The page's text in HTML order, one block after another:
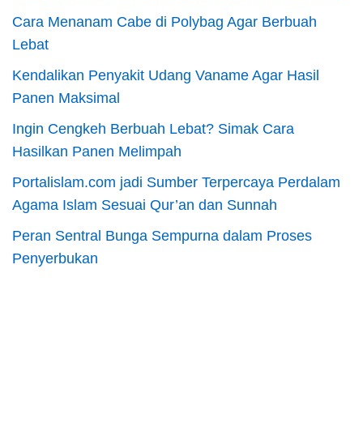
Cara Menanam Cabe di Polybag Agar Berbuah
Lebat
Kendalikan Penyakit Udang Vaname Agar Hasil
Panen Maksimal
Ingin Cengkeh Berbuah Lebat? Simak Cara
Hasilkan Panen Melimpah
Portalislam.com jadi Sumber Terpercaya Perdalam
Agama Islam Sesuai Qur’an dan Sunnah
Peran Sentral Bunga Sempurna dalam Proses
Penyerbukan